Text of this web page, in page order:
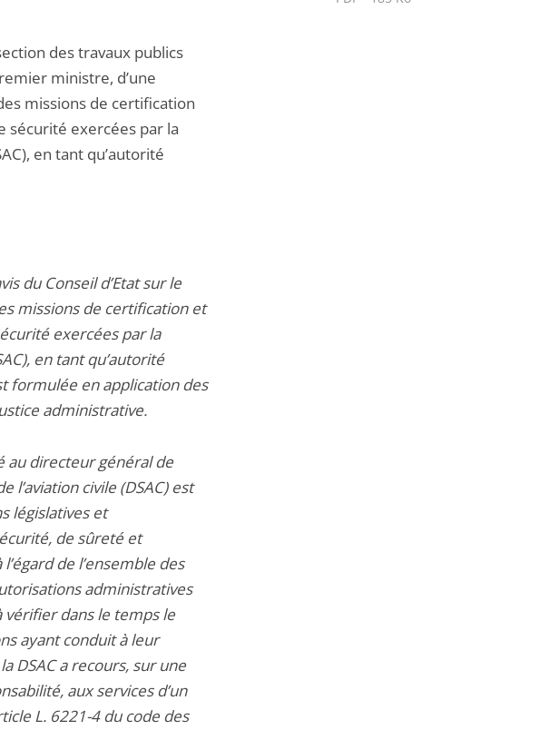
des travaux publics
ministre, d’une
missions de certification
sécurité exercées par la
en tant qu’autorité
du Conseil d’Etat sur le
missions de certification et
exercées par la
en tant qu’autorité
formulée en application des
administrative.
au directeur général de
l’aviation civile (DSAC) est
législatives et
de sûreté et
de l’ensemble des
administratives
vérifier dans le temps le
ayant conduit à leur
DSAC a recours, sur une
aux services d’un
L. 6221-4 du code des